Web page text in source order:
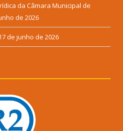
da Câmara Municipal de
de 2026
de junho de 2026